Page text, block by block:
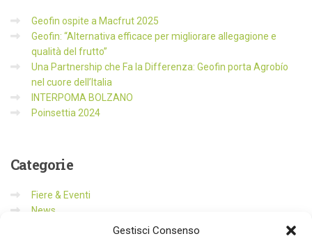
Gestisci Consenso
Geofin ospite a Macfrut 2025
Geofin: “Alternativa efficace per migliorare allegagione e
qualità del frutto”
Una Partnership che Fa la Differenza: Geofin porta Agrobío
nel cuore dell’Italia
INTERPOMA BOLZANO
Poinsettia 2024
Categorie
Fiere & Eventi
News